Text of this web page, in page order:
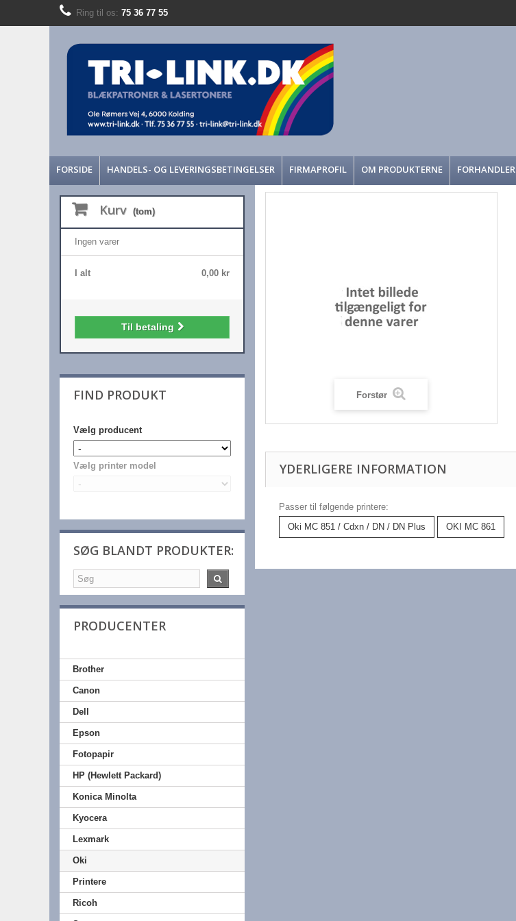
Ring til os: 75 36 77 55
FORSIDE HANDELS- OG LEVERINGSBETINGELSER FIRMAPROFIL OM PRODUKTERNE FORHANDLER
Kurv (tom)
Ingen varer
0,00 kr
I alt
Til betaling
FIND PRODUKT
Vælg producent
Vælg printer model
SØG BLANDT PRODUKTER:
PRODUCENTER
Brother
Canon
Dell
Epson
Fotopapir
HP (Hewlett Packard)
Konica Minolta
Kyocera
Lexmark
Oki
Printere
Ricoh
Forstør
YDERLIGERE INFORMATION
Passer til følgende printere:
Oki MC 851 / Cdxn / DN / DN Plus
OKI MC 861